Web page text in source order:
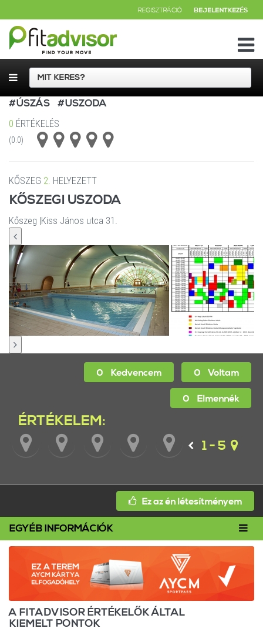
REGISZTRÁCIÓ BEJELENTKEZÉS
#ÚSZÁS #USZODA
0 ÉRTÉKELÉS
(0.0)
KŐSZEG 2. HELYEZETT
KŐSZEGI USZODA
Kőszeg |Kiss János utca 31.
0 Kedvencem 0 Voltam
0 Elmennék
ÉRTÉKELEM:
1 - 5
Ez az én létesítményem
EGYÉB INFORMÁCIÓK
A FITADVISOR ÉRTÉKELŐK ÁLTAL
KIEMELT PONTOK